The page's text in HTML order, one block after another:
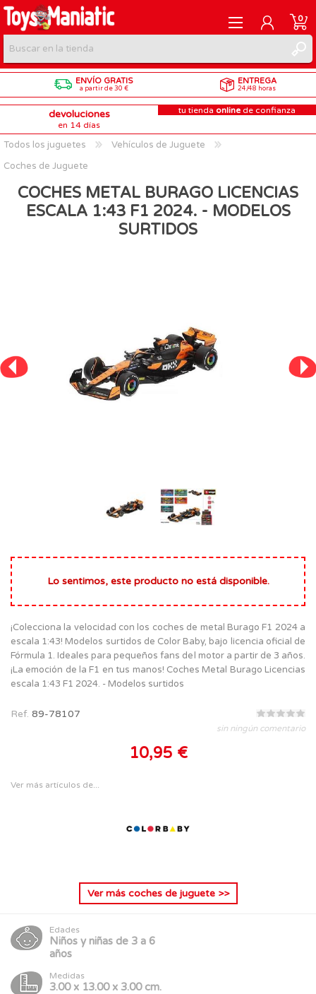
REGISTRARME
INICIAR SESIÓN
0
ENVÍO GRATIS
a partir de 30 €
ENTREGA
24/48 horas
devoluciones
en 14 días
tu tienda online de confianza
Todos los juguetes
Vehículos de Juguete
Coches de Juguete
COCHES METAL BURAGO LICENCIAS
ESCALA 1:43 F1 2024. - MODELOS
SURTIDOS
Lo sentimos, este producto no está disponible.
¡Colecciona la velocidad con los coches de metal Burago F1 2024 a
escala 1:43! Modelos surtidos de Color Baby, bajo licencia oficial de
Fórmula 1. Ideales para pequeños fans del motor a partir de 3 años.
¡La emoción de la F1 en tus manos! Coches Metal Burago Licencias
escala 1:43 F1 2024. - Modelos surtidos
Ref. 89-78107
sin ningún comentario
10,95 €
Ver más artículos de...
Ver más coches de juguete>>
Edades
Niños y niñas de 3 a 6
años
Medidas
3.00 x 13.00 x 3.00 cm.